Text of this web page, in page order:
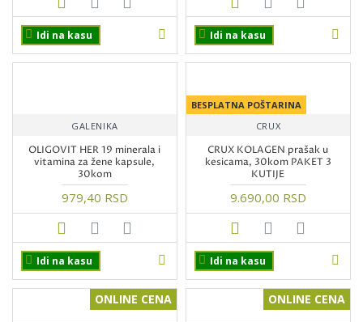
Idi na kasu Idi na kasu
GALENIKA
OLIGOVIT HER 19 minerala i
vitamina za žene kapsule,
30kom
979,40 RSD
Idi na kasu
BESPLATNA POŠTARINA
CRUX
CRUX KOLAGEN prašak u
kesicama, 30kom PAKET 3
KUTIJE
9.690,00 RSD
Idi na kasu
ONLINE CENA ONLINE CENA